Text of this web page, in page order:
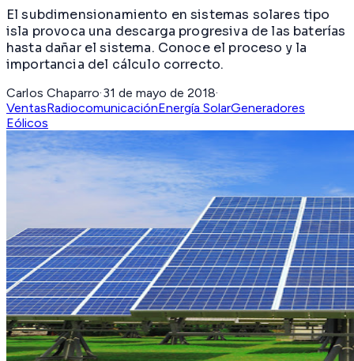
El subdimensionamiento en sistemas solares tipo
isla provoca una descarga progresiva de las baterías
hasta dañar el sistema. Conoce el proceso y la
importancia del cálculo correcto.
Carlos Chaparro·31 de mayo de 2018·
VentasRadiocomunicaciónEnergía SolarGeneradores
Eólicos